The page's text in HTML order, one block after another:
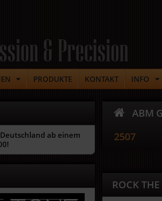
& Precision
PRODUKTE KONTAKT INFO
ABM
2507
ROCK
ab einem